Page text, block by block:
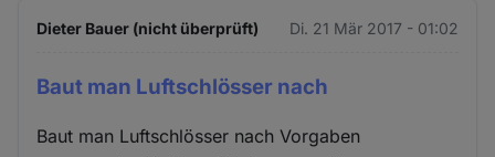
Dieter Bauer (nicht überprüft) Di. 21 Mär 2017 - 01:02
Baut man Luftschlösser nach
Baut man Luftschlösser nach Vorgaben